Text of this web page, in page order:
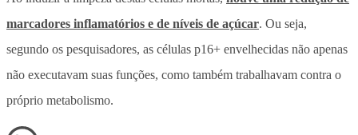
marcadores inflamatórios e de níveis de açúcar. Ou seja,
segundo os pesquisadores, as células p16+ envelhecidas não apenas
não executavam suas funções, como também trabalhavam contra o
próprio metabolismo.